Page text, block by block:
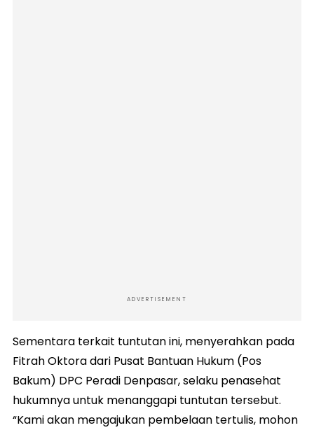
ADVERTISEMENT
Sementara terkait tuntutan ini, menyerahkan pada
Fitrah Oktora dari Pusat Bantuan Hukum (Pos
Bakum) DPC Peradi Denpasar, selaku penasehat
hukumnya untuk menanggapi tuntutan tersebut.
“Kami akan mengajukan pembelaan tertulis, mohon